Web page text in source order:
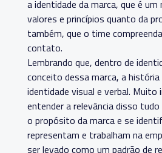
a identidade da marca, que é
valores e princípios quanto da
também, que o time
contato.
Lembrando que, dentro de
conceito dessa marca, a
identidade visual e verbal.
entender a relevância disso
o propósito da marca e se
representam e trabalham na
ser levado como um padrão de